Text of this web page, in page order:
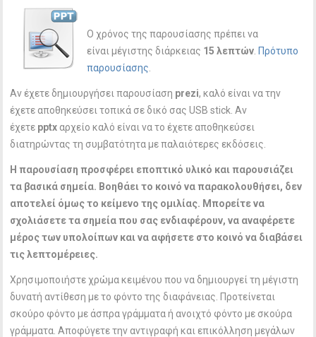
Ο χρόνος της παρουσίασης πρέπει να
είναι μέγιστης διάρκειας 15 λεπτών. Πρότυπο
παρουσίασης
Αν έχετε δημιουργήσει παρουσίαση prezi, καλό είναι να την
έχετε αποθηκεύσει τοπικά σε δικό σας USB stick. Αν
έχετε pptx αρχείο καλό είναι να το έχετε αποθηκεύσει
διατηρώντας τη συμβατότητα με παλαιότερες εκδόσεις.
Η παρουσίαση προσφέρει εποπτικό υλικό και παρουσιάζει
τα βασικά σημεία. Βοηθάει το κοινό να παρακολουθήσει, δεν
αποτελεί όμως το κείμενο της ομιλίας. Μπορείτε να
σχολιάσετε τα σημεία που σας ενδιαφέρουν, να αναφέρετε
μέρος των υπολοίπων και να αφήσετε στο κοινό να διαβάσει
τις λεπτομέρειες.
Χρησιμοποιήστε χρώμα κειμένου που να δημιουργεί τη μέγιστη
δυνατή αντίθεση με το φόντο της διαφάνειας. Προτείνεται
σκούρο φόντο με άσπρα γράμματα ή ανοιχτό φόντο με σκούρα
γράμματα. Αποφύγετε την αντιγραφή και επικόλληση μεγάλων